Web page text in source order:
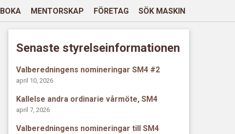
BOKA MENTORSKAP FÖRETAG SÖK MASKIN
Senaste styrelseinformationen
Valberedningens nomineringar SM4 #2
april 10, 2026
Kallelse andra ordinarie vårmöte, SM4
april 7, 2026
Valberedningens nomineringar till SM4